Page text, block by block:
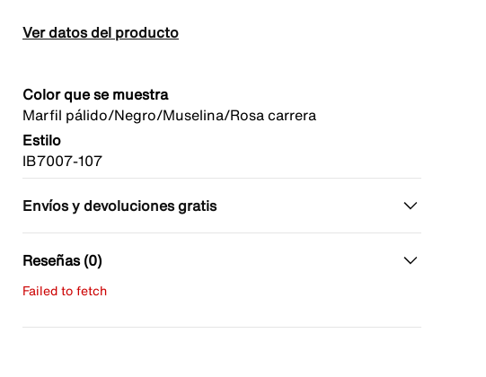
Ver datos del producto
Color que se muestra
Marfil pálido/Negro/Muselina/Rosa carrera
Estilo
IB7007-107
Envíos y devoluciones gratis
Reseñas (0)
Failed to fetch